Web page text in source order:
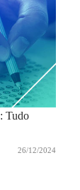
Tudo
26/12/2024